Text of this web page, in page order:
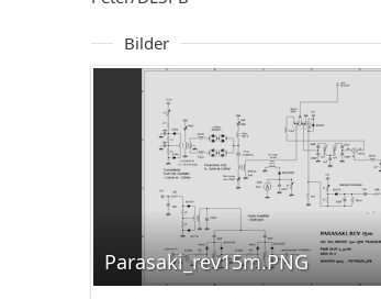
Bilder
Parasaki_rev15m.PNG